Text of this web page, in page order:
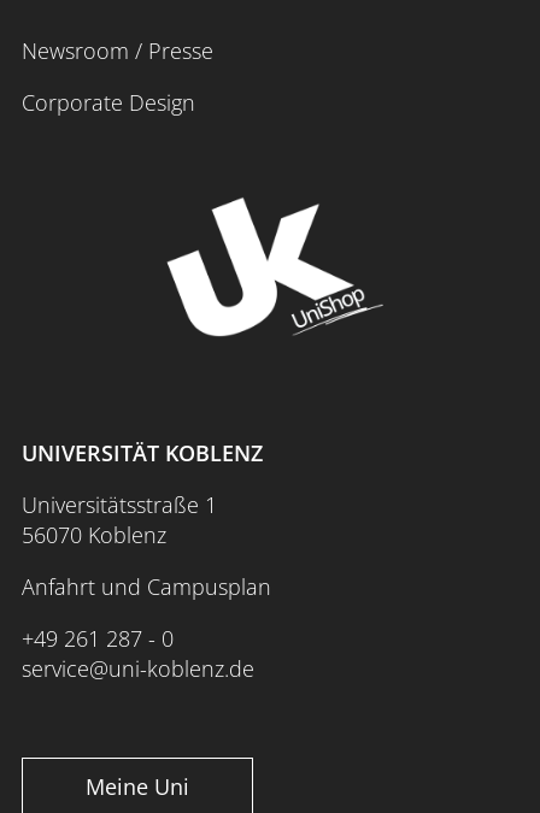
Newsroom / Presse
Corporate Design
UNIVERSITÄT KOBLENZ
Universitätsstraße 1
56070 Koblenz
Anfahrt und Campusplan
+49 261 287 - 0
service@uni-koblenz.de
Meine Uni